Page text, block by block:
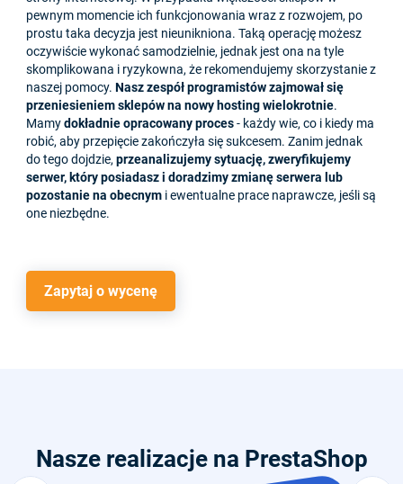
pewnym momencie ich funkcjonowania wraz z rozwojem, po
prostu taka decyzja jest nieunikniona. Taką operację możesz
oczywiście wykonać samodzielnie, jednak jest ona na tyle
skomplikowana i ryzykowna, że rekomendujemy skorzystanie z
naszej pomocy. Nasz zespół programistów zajmował się
przeniesieniem sklepów na nowy hosting wielokrotnie.
Mamydokładnie opracowany proces- każdy wie, co i kiedy ma
robić, aby przepięcie zakończyła się sukcesem. Zanim jednak
do tego dojdzie,przeanalizujemy sytuację, zweryfikujemy
serwer, który posiadasz i doradzimy zmianę serwera lub
pozostanie na obecnym i ewentualne prace naprawcze, jeśli są
one niezbędne.
Zapytaj o wycenę
Nasze realizacje na PrestaShop